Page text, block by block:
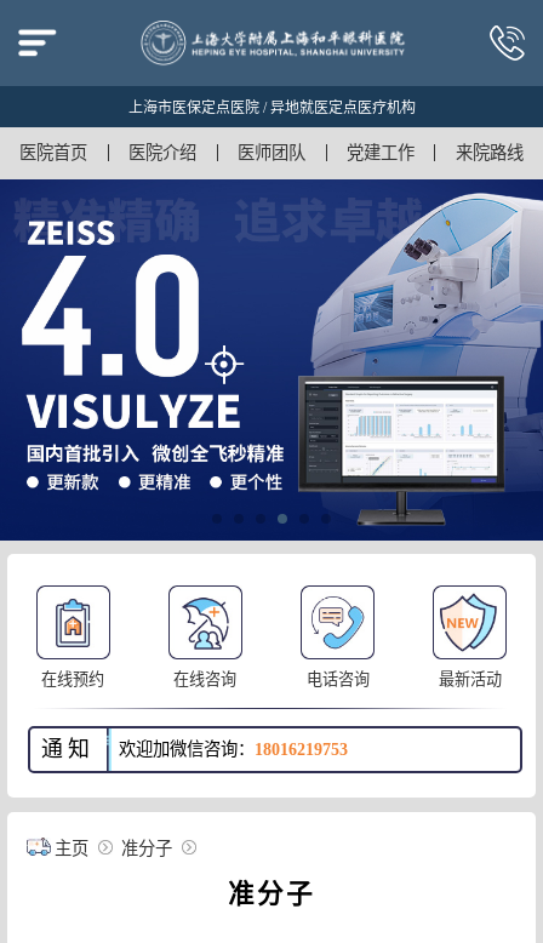
上海市医保定点医院 / 异地就医定点医疗机构
医院首页 医院介绍 医师团队 党建工作 来院路线
在线预约 在线咨询 电话咨询 最新活动
通知 欢迎加微信咨询： 18016219753
主页 准分子
准分子